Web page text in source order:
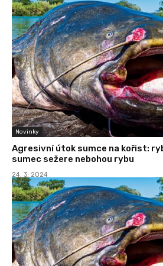
Novinky
Agresivní útok sumce na kořist:
sumec sežere nebohou rybu
24. 3. 2024